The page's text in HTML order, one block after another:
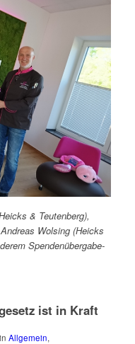
& Teutenberg),
Wolsing (Heicks
Spendenübergabe-
ist in Kraft
in Allgemein,